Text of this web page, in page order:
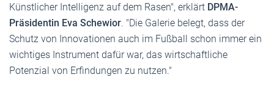
Künstlicher Intelligenz auf dem Rasen", erklärt DPMA-
Präsidentin Eva Schewior. "Die Galerie belegt, dass der
Schutz von Innovationen auch im Fußball schon immer ein
wichtiges Instrument dafür war, das wirtschaftliche
Potenzial von Erfindungen zu nutzen."